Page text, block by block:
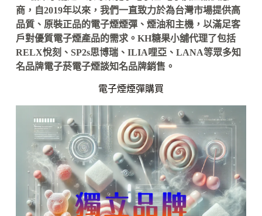
商，自2019年以來，我們一直致力於為台灣市場提供高
品質、原裝正品的電子煙煙彈、煙油和主機，以滿足客
戶對優質電子煙產品的需求。KH糖果小舖代理了包括
RELX悅刻、SP2s思博瑞、ILIA哩亞、LANA等眾多知
名品牌電子菸電子煙談知名品牌銷售。
電子煙煙彈購買